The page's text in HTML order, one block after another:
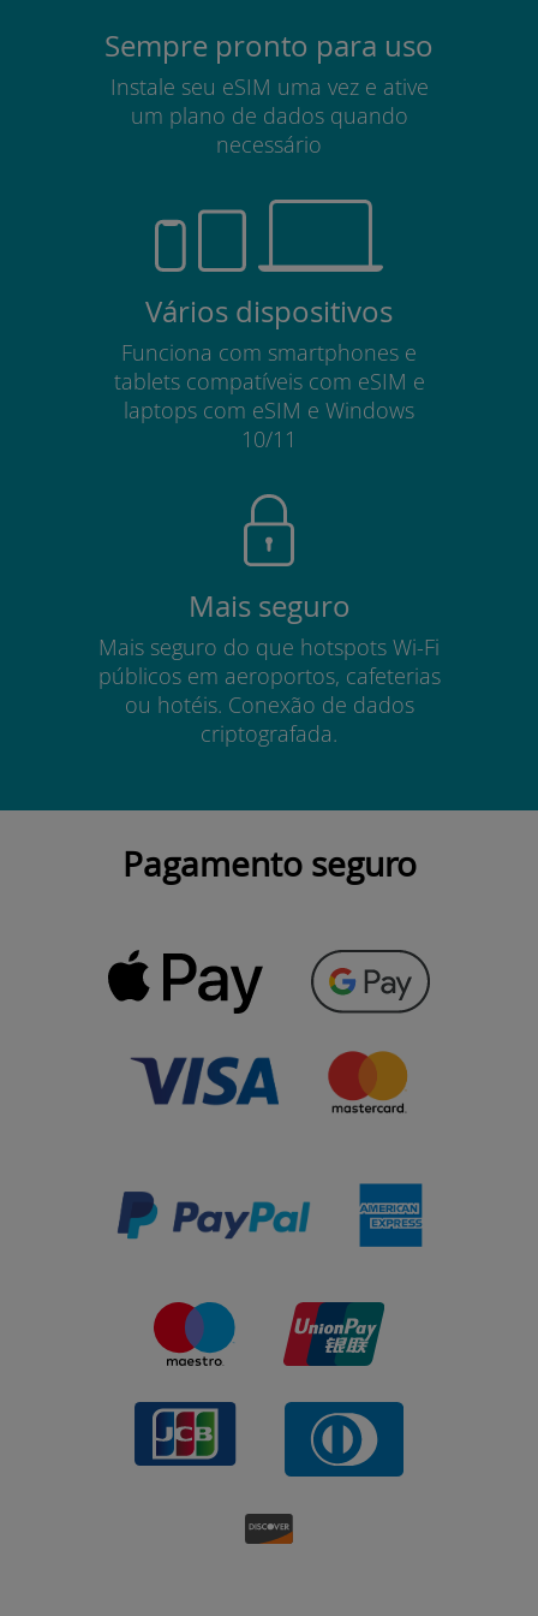
Sempre pronto para uso
Instale seu eSIM uma vez e ative
um plano de dados quando
necessário
Vários dispositivos
Funciona com smartphones e
tablets compatíveis com eSIM e
laptops com eSIM e Windows
10/11
Mais seguro
Mais seguro do que hotspots Wi-Fi
públicos em aeroportos, cafeterias
ou hotéis. Conexão de dados
criptografada.
Pagamento seguro